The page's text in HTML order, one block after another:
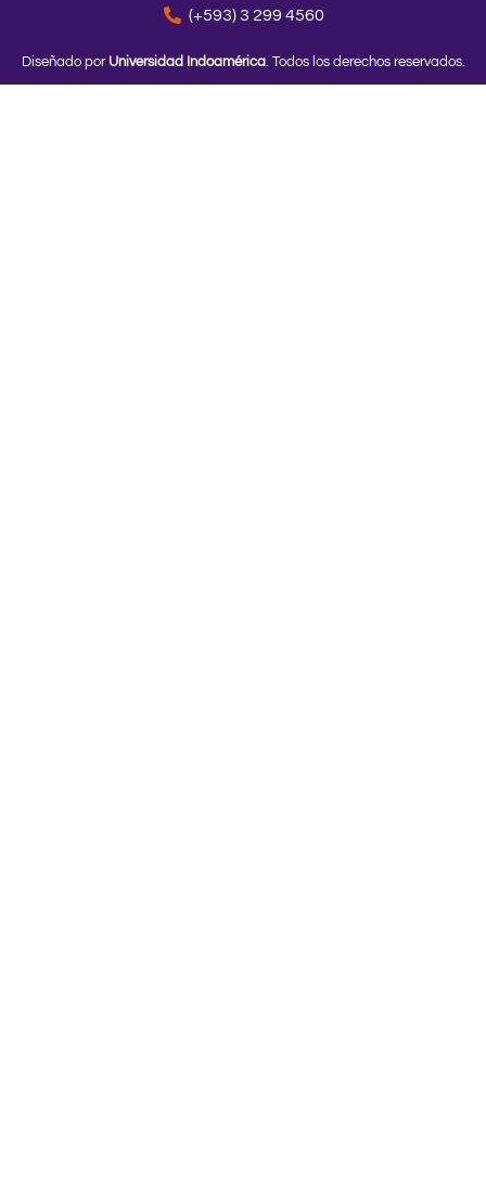
(+593) 3 299 4560
Diseñado por Universidad Indoamérica. Todos los derechos reservados.